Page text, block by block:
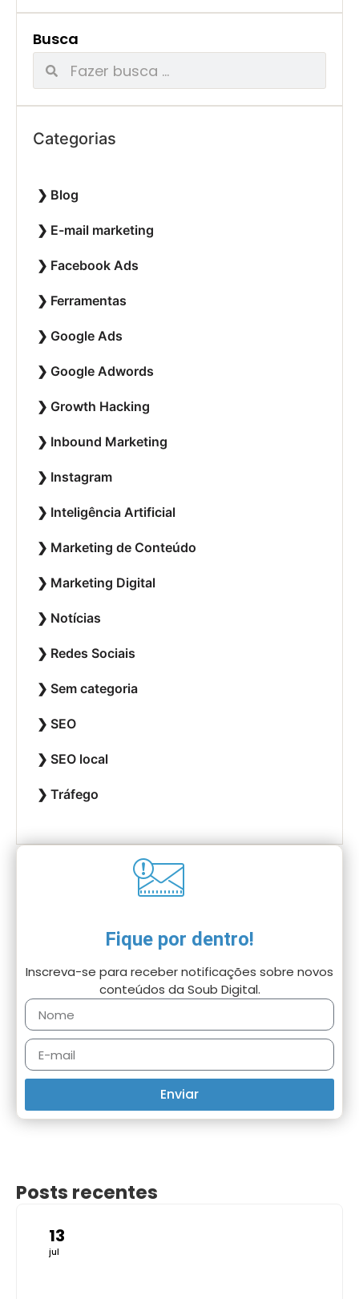
Busca
Categorias
Blog
E-mail marketing
Facebook Ads
Ferramentas
Google Ads
Google Adwords
Growth Hacking
Inbound Marketing
Instagram
Inteligência Artificial
Marketing de Conteúdo
Marketing Digital
Notícias
Redes Sociais
Sem categoria
SEO
SEO local
Tráfego
Fique por dentro!
Inscreva-se para receber notificações sobre novos
conteúdos da Soub Digital.
Enviar
Posts recentes
13
jul